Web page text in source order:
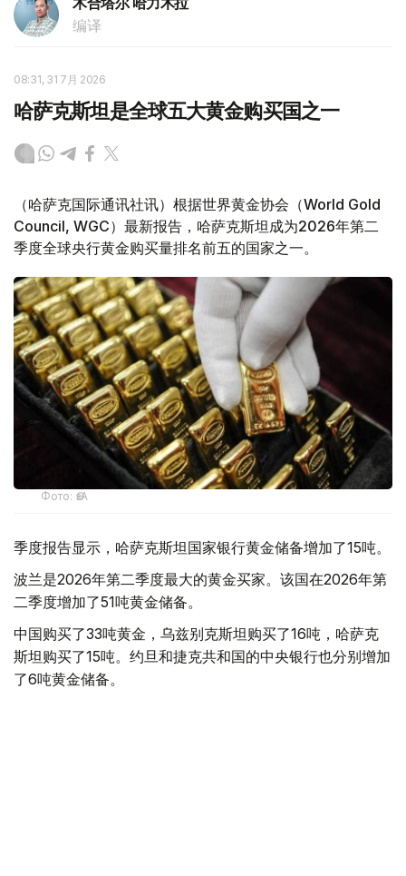
木合塔尔 哈力木拉
编译
08:31, 31 7月 2026
哈萨克斯坦是全球五大黄金购买国之一
（哈萨克国际通讯社讯）根据世界黄金协会（World Gold
Council, WGC）最新报告，哈萨克斯坦成为2026年第二
季度全球央行黄金购买量排名前五的国家之一。
Фото: ӨзА
季度报告显示，哈萨克斯坦国家银行黄金储备增加了15吨。
波兰是2026年第二季度最大的黄金买家。该国在2026年第
二季度增加了51吨黄金储备。
中国购买了33吨黄金，乌兹别克斯坦购买了16吨，哈萨克
斯坦购买了15吨。约旦和捷克共和国的中央银行也分别增加
了6吨黄金储备。